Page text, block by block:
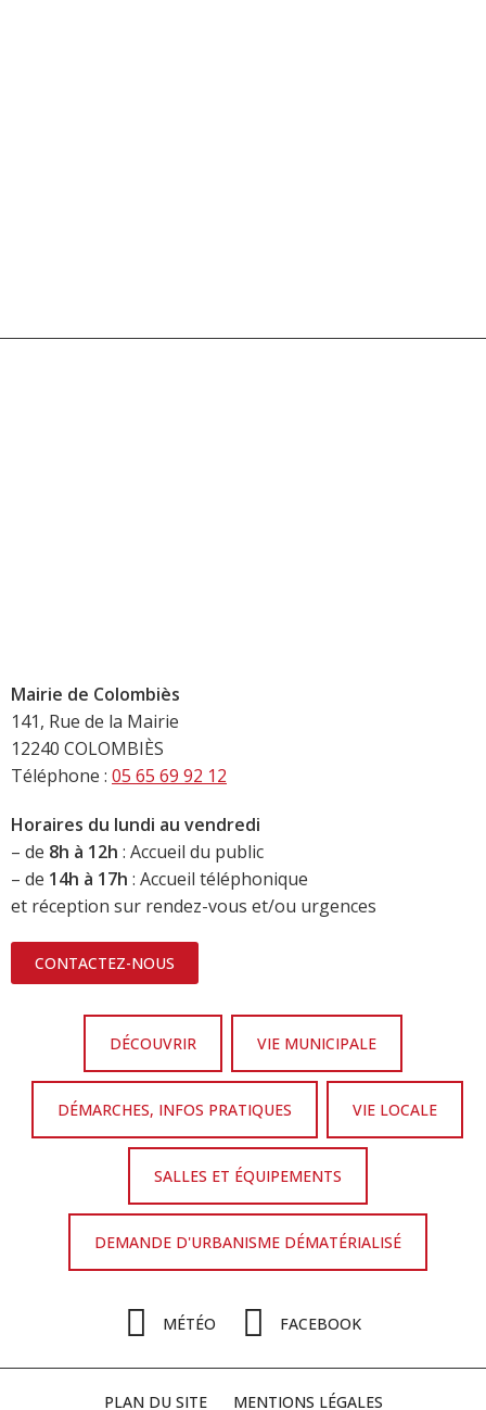
Mairie de Colombiès
141, Rue de la Mairie
12240 COLOMBIÈS
Téléphone : 05 65 69 92 12
Horaires du lundi au vendredi
– de 8h à 12h : Accueil du public
– de 14h à 17h : Accueil téléphonique
et réception sur rendez-vous et/ou urgences
CONTACTEZ-NOUS
DÉCOUVRIR VIE MUNICIPALE
DÉMARCHES, INFOS PRATIQUES VIE LOCALE
SALLES ET ÉQUIPEMENTS
DEMANDE D'URBANISME DÉMATÉRIALISÉ
MÉTÉO FACEBOOK
PLAN DU SITE MENTIONS LÉGALES